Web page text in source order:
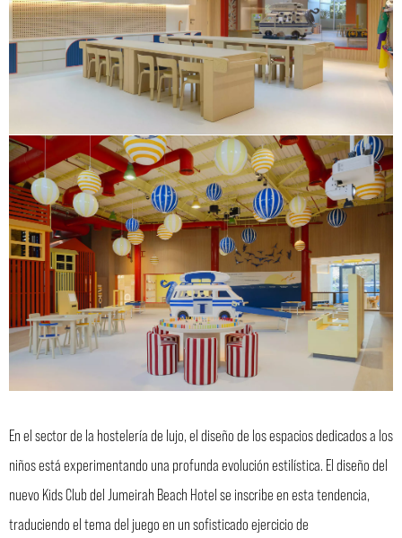
En el sector de la hostelería de lujo, el diseño de los espacios dedicados a los
niños está experimentando una profunda evolución estilística. El diseño del
nuevo Kids Club del Jumeirah Beach Hotel se inscribe en esta tendencia,
traduciendo el tema del juego en un sofisticado ejercicio de